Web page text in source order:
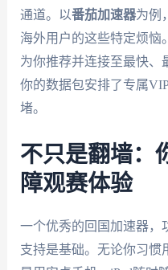
通道。以番茄加速器为例
海外用户的这些特定烦恼
为你推荐并连接至最快、
你的数据包安排了专属
堵。
不只是翻墙：
障观赛体验
一个优秀的回国加速器，
支持是基础。无论你习惯